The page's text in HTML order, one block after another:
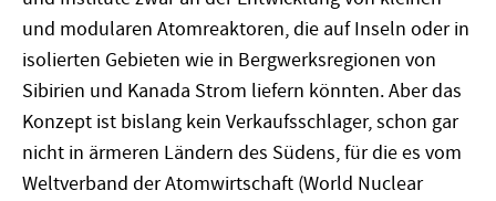
und modularen Atomreaktoren, die auf Inseln oder in
isolierten Gebieten wie in Bergwerksregionen von
Sibirien und Kanada Strom liefern könnten. Aber das
Konzept ist bislang kein Verkaufsschlager, schon gar
nicht in ärmeren Ländern des Südens, für die es vom
Weltverband der Atomwirtschaft (World Nuclear